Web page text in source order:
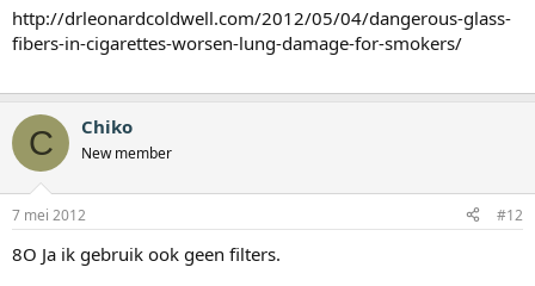
http://drleonardcoldwell.com/2012/05/04/dangerous-glass-
fibers-in-cigarettes-worsen-lung-damage-for-smokers/
C Chiko
New member
7 mei 2012 #12
8O Ja ik gebruik ook geen filters.